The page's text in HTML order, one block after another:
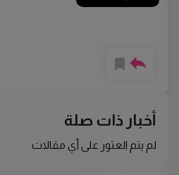
أخبار ذات صلة
لم يتم العثور على أي مقالات